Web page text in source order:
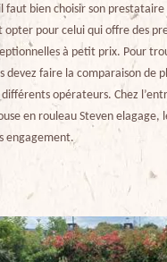
faut bien choisir son
opter pour celui qui offre des
à petit prix. Pour
devez faire la comparaison de
opérateurs. Chez
en rouleau Steven elagage,
engagement.